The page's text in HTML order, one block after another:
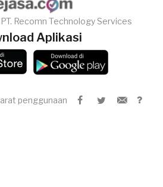
Recomn Technology Services
Aplikasi
penggunaan